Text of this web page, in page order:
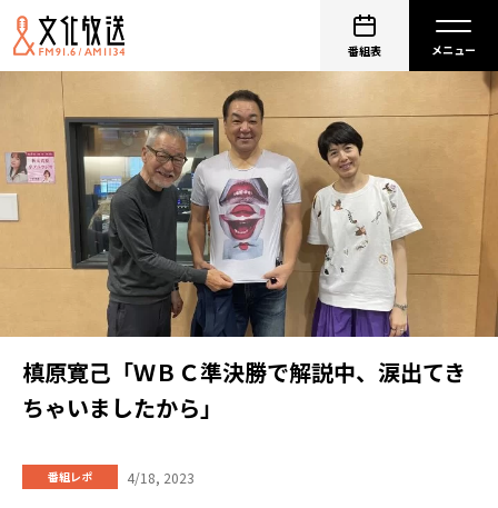
番組表
槙原寛己「ＷＢＣ準決勝で解説中、涙出てき
ちゃいましたから」
番組レポ 4/18, 2023